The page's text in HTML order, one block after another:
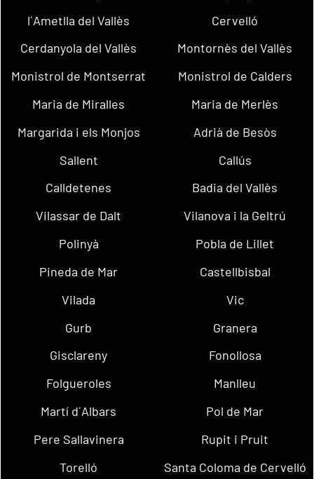
l´Ametlla del Vallès
Cervelló
Cerdanyola del Vallès
Montornès del Vallès
Monistrol de Montserrat
Monistrol de Calders
Maria de Miralles
Maria de Merlès
Margarida i els Monjos
Adrià de Besòs
Sallent
Callús
Calldetenes
Badia del Vallès
Vilassar de Dalt
Vilanova i la Geltrú
Polinyà
Pobla de Lillet
Pineda de Mar
Castellbisbal
Vilada
Vic
Gurb
Granera
Gisclareny
Fonollosa
Folgueroles
Manlleu
Martí d´Albars
Pol de Mar
Pere Sallavinera
Rupit i Pruit
Torelló
Santa Coloma de Cervelló